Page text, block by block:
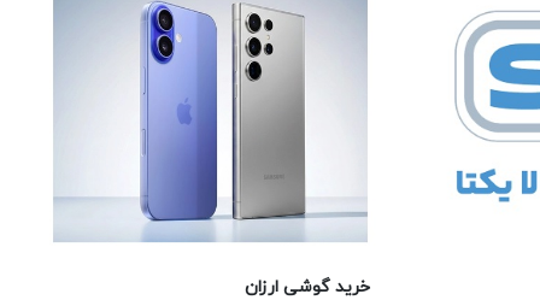
خرید گوشی ارزان